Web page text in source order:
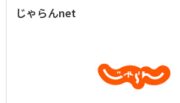
じゃらんnet